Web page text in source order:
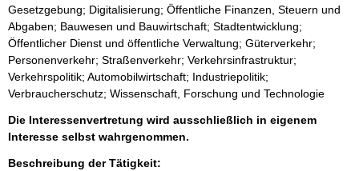
Gesetzgebung; Digitalisierung; Öffentliche Finanzen, Steuern und
Abgaben; Bauwesen und Bauwirtschaft; Stadtentwicklung;
Öffentlicher Dienst und öffentliche Verwaltung; Güterverkehr;
Personenverkehr; Straßenverkehr; Verkehrsinfrastruktur;
Verkehrspolitik; Automobilwirtschaft; Industriepolitik;
Verbraucherschutz; Wissenschaft, Forschung und Technologie
Die Interessenvertretung wird ausschließlich in eigenem
Interesse selbst wahrgenommen.
Beschreibung der Tätigkeit: